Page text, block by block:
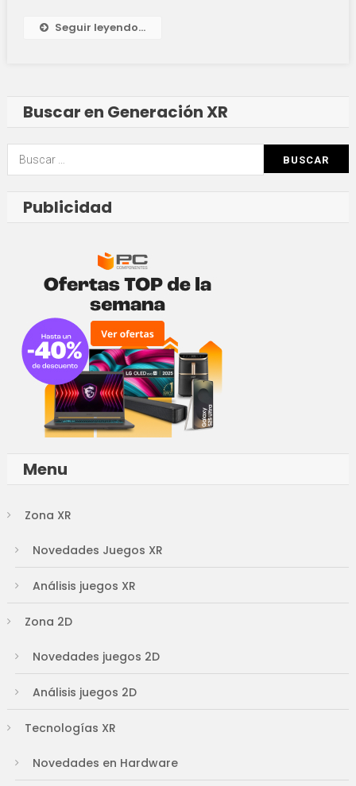
De
Nueva
Seguir leyendo...
Buscar en Generación XR
Buscar:
Publicidad
Menu
Zona XR
Novedades Juegos XR
Análisis juegos XR
Zona 2D
Novedades juegos 2D
Análisis juegos 2D
Tecnologías XR
Novedades en Hardware